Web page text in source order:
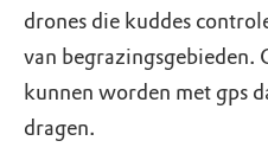
drones die kuddes
van begrazingsgebieden.
kunnen worden met gps
dragen.